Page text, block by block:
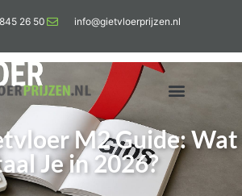
26 50 info@gietvloerprijzen.nl
M2 Guide: Wat
Je in 2026?